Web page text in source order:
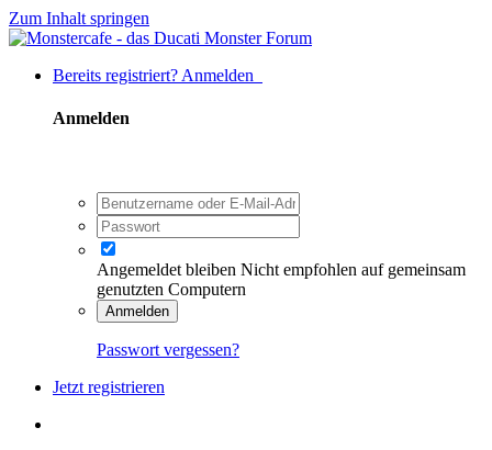
Zum Inhalt springen
Bereits registriert? Anmelden
Anmelden
Angemeldet bleiben Nicht empfohlen auf gemeinsam
genutzten Computern
Anmelden
Passwort vergessen?
Jetzt registrieren